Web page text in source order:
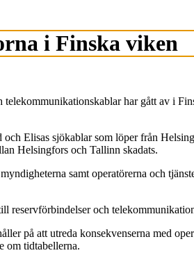
i Finska viken
har gått av i
Elisas sjökablar som löper från
Helsingfors och Tallinn skadats.
samt operatörerna och
reservförbindelser och
på att utreda konsekvenserna med
om tidtabellerna.